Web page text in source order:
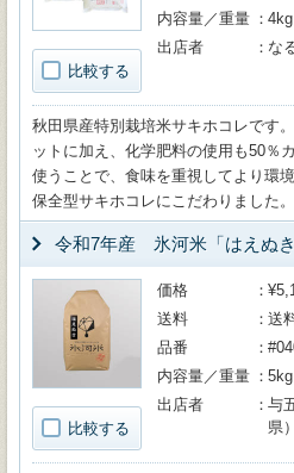
比較する
内容量／重量
4kg
出店者
な
秋田県産特別栽培米サキホコレです
ットに加え、化学肥料の使用も50％
使うことで、食味を重視してより環
保全型サキホコレにこだわりました。
令和7年産 氷河米「はえぬ
比較する
価格
送料
送
品番
内容量／重量
5kg
出店者
与
県）